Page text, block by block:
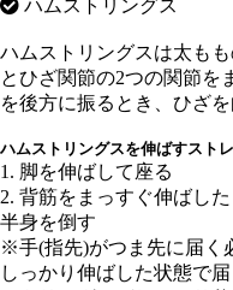
ハムストリングス
ハムストリングスは太も
とひざ関節の2つの関節を
を後方に振るとき、ひざ
ハムストリングスを伸ばすスト
1. 脚を伸ばして座る
2. 背筋をまっすぐ伸ばし
半身を倒す
※手(指先)がつま先に届く
しっかり伸ばした状態で